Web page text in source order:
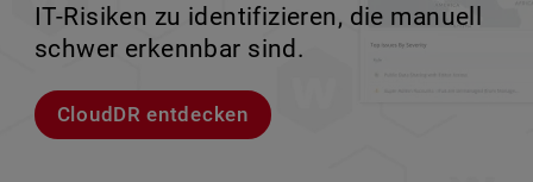
Unternehmensumgebungen.
Modelle entdecken
IT-Risiken zu identifizieren, die manuell
schwer erkennbar sind.
CloudDR entdecken
zu verlieren.
Lernen Sie Rai kennen
ermöglicht.
Lernen Sie WatchGuard EDR kennen